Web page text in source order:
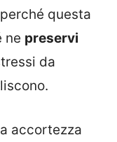
questa
ne preservi
da
accortezza